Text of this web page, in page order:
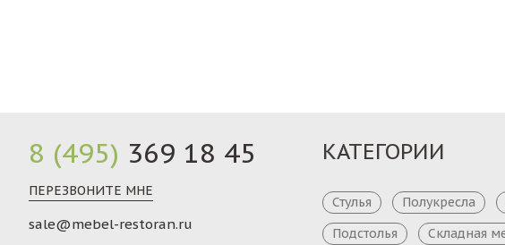
8 (495) 369 18 45
ПЕРЕЗВОНИТЕ МНЕ
sale@mebel-restoran.ru
КАТЕГОРИИ
Стулья Полукресла
Подстолья
Складная